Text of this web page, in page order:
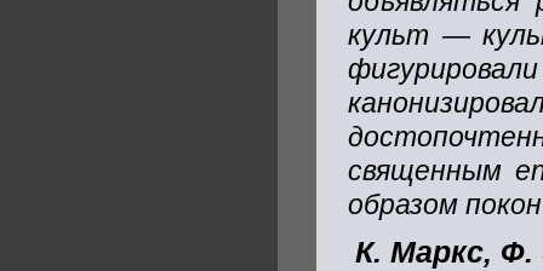
культ —
священным
образом
К. Маркс, Ф.